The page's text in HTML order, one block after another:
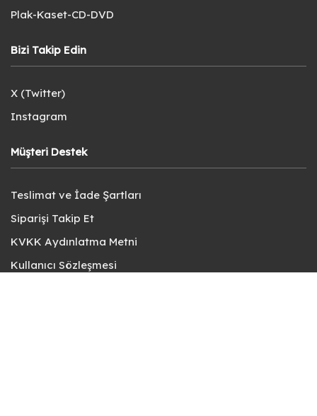
Plak-Kaset-CD-DVD
Bizi Takip Edin
X (Twitter)
Instagram
Müşteri Destek
Teslimat ve İade Şartları
Siparişi Takip Et
KVKK Aydınlatma Metni
Kullanıcı Sözleşmesi